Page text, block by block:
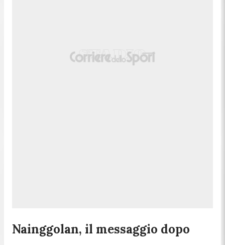
Nainggolan, il messaggio dopo